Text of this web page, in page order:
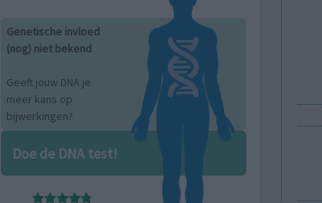
Genetische invloed
(nog) niet bekend
Geeft jouw DNA je
meer kans op
bijwerkingen?
Doe de DNA test!